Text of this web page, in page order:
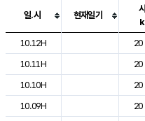
도시별 기상실황표로 지점, 날
일.시 현재일기
10.12H
20
10.11H
20
10.10H
20
10.09H
20